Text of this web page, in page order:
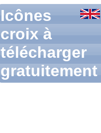
Icônes
croix à
télécharger
gratuitement